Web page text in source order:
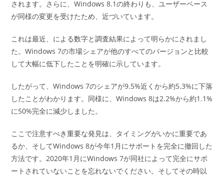
されます。さらに、Windows 8.1の終わりも、ユーザーベース
が同様の変更を受けたため、近づいています。
これは最近、による数字と調査結果によって明らかにされまし
た。Windows 7の市場シェアが他のすべてのバージョンと比較
して大幅に低下したことを明確に示しています。
したがって、Windows 7のシェアが9.5%近くから約5.3%に下落
したことがわかります。同様に、Windows 8は2.2%から約1.1%
に50%完全に減少しました。
ここで注意すべき重要な発見は、タイミングがいかに重要であ
るか、そしてWindows 8が今年1月にサポートを完全に撤回した
方法です。2020年1月にWindows 7が同社によって完全にサポ
ートされていないことを忘れないでください。そしてその時以